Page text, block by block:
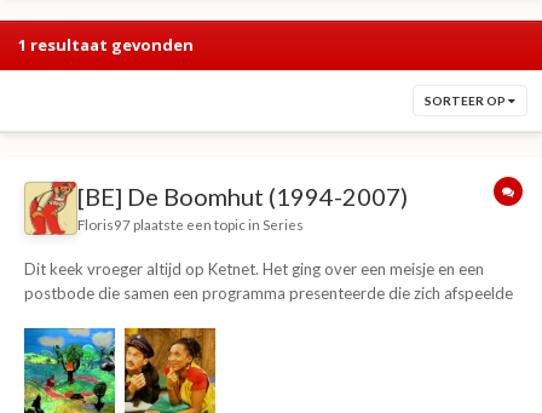
1 resultaat gevonden
SORTEER OP
[BE] De Boomhut (1994-2007)
Floris97 plaatste een topic in Series
Dit keek vroeger altijd op Ketnet. Het ging over een meisje en een
postbode die samen een programma presenteerde die zich afspeelde
alleen Plonsters en de reportages kan herinneren. Ik kan me ook nog
vaag iets herinneren over een outro die...